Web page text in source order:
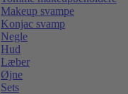
Makeup svampe
Konjac svamp
Negle
Hud
Læber
Øjne
Sets